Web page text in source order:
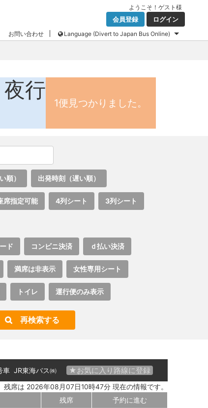
ようこそ！ ゲスト 様
会員登録 ログイン
お問い合わせ Language (Divert to Japan Bus Online)
行
1便見つかりました。
順） 出発時刻（遅い順）
席指定可能 4列シート 3列シート
ド コンビニ決済 ｄ払い決済
満席は非表示 女性専用シート
トイレ 運行便のみ表示
再検索する
★お気に入り路線に登録
車 JR東海バス㈱
残席は 2026年08月07日10時47分 現在の情報です。
残席 予約に進む